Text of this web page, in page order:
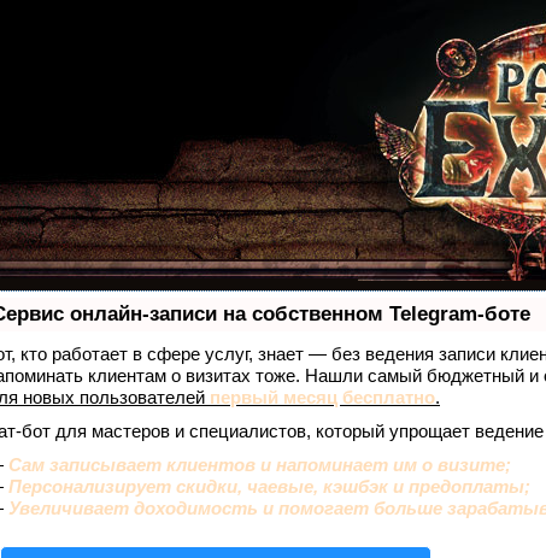
онлайн-записи на собственном Telegram-боте
кто работает в сфере услуг, знает — без ведения записи
клиентам о визитах тоже. Нашли самый бюджетный и
новых пользователей первый месяц бесплатно.
бот для мастеров и специалистов, который упрощает ведение
Сам записывает клиентов и напоминает им о визите;
Персонализирует скидки, чаевые, кэшбэк и предоплаты;
Увеличивает доходимость и помогает больше